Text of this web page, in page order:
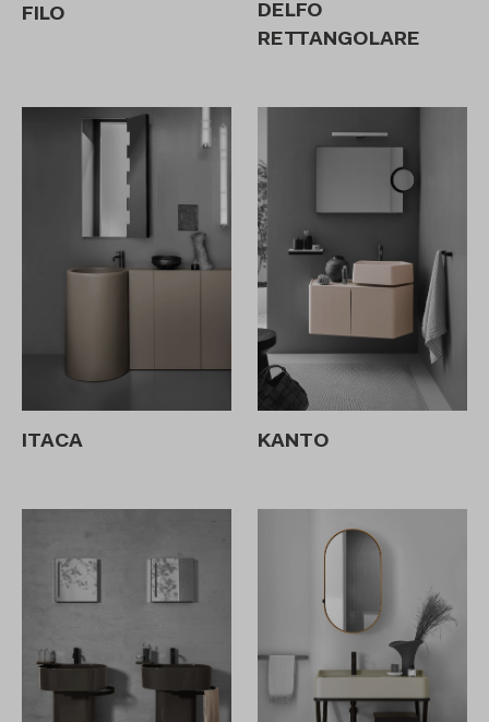
FILO
DELFO
RETTANGOLARE
ITACA KANTO